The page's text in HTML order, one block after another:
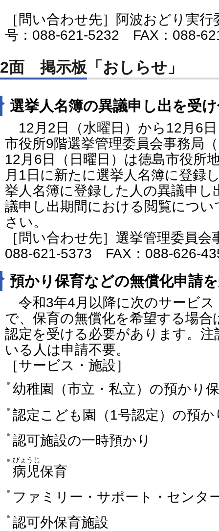
［問い合わせ先］阿波おどり実
号：088-621-5232 FAX：088-
2面 掲示板「おしらせ」
選挙人名簿の異議申し出を受
12月2日（水曜日）から12月6
市役所9階選挙管理委員会事務局
12月6日（日曜日）は徳島市役所
月1日に新たに選挙人名簿に登録
挙人名簿に登録した人の異議申
議申し出期間における閲覧につ
さい。
［問い合わせ先］選挙管理委員
088-621-5373 FAX：088-626-
預かり保育などの無償化申請
令和3年4月以降に次のサービス
で、保育の無償化を希望する場合
認定を受ける必要があります。
いる人は申請不要。
［サービス・施設］
幼稚園（市立・私立）の預かり
認定こども園（1号認定）の預か
認可施設の一時預かり
病児
びょうじ
保育
ファミリー・サポート・センタ
認可外保育施設